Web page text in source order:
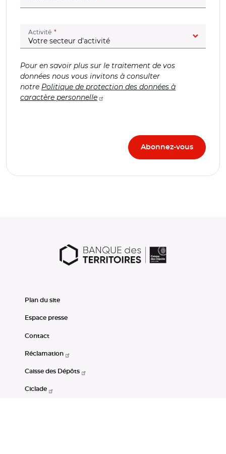
Activité (champ obligatoire)
Pour en savoir plus sur le traitement de vos
données nous vous invitons à consulter
notre Politique de protection des données à
caractère personnelle
Plan du site
Espace presse
Contact
Réclamation
Caisse des Dépôts
Ciclade